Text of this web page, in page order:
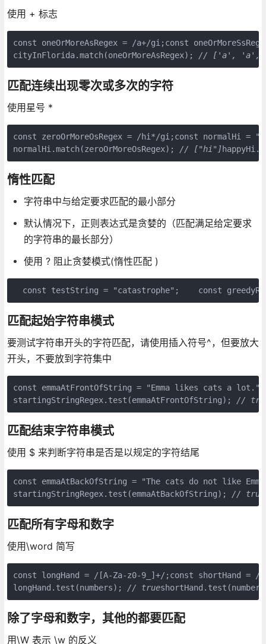
使用 + 标志
const oneOrMoreAsRegex = /a+/gi;const
cityInFlorida.match(oneOrMoreAsRegex); // ['a', 'a',
匹配连续出现零次或多次的字符
使用星号 *
const zeroOrMoreOsRegex = /hi*/gi;const
normalHi.match(zeroOrMoreOsRegex); // ["hi"]
惰性匹配
字符串中与给定要求匹配的最小部分
默认情况下，正则表达式是贪婪的（匹配满足给定要求
的字符串的最长部分）
使用 ? 阻止贪婪模式(惰性匹配 )
const testString = "catastrophe";    const
匹配起始字符串模式
要测试字符串开头的字符匹配，请使用插入符号^，但要放大
开头，不要放到字符集中
const emmaAtFrontOfString = "Emma likes cats a
startingStringRegex.test(emmaAtFrontOfString); //
匹配结束字符串模式
使用 $ 来判断字符串是否是以规定的字符结尾
const emmaAtBackOfString = "The cats do not like
startingStringRegex.test(emmaAtBackOfString); // true
匹配所有字母和数字
使用\word 简写
const longHand = /[A-Za-z0-9_]+/;const shortHand = /
longHand.test(numbers); // true
除了字母和数字，其他的都要匹配
用\W 表示 \w 的反义